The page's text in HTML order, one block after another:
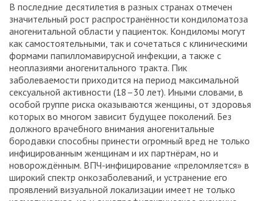
В последние десятилетия в разных странах отмечен
значительный рост распространённости кондиломатоза
аногенитальной области у пациенток. Кондиломы могут
как самостоятельными, так и сочетаться с клиническими
формами папилломавирусной инфекции, а также с
неоплазиями аногенитального тракта. Пик
заболеваемости приходится на период максимальной
сексуальной активности (18–30 лет). Иными словами, в
особой группе риска оказываются женщины, от здоровья
которых во многом зависит будущее поколений. Без
должного врачебного внимания аногенитальные
бородавки способны принести огромный вред не только
инфицированным женщинам и их партнёрам, но и
новорождённым. ВПЧ-инфицирование «преломляется» в
широкий спектр онкозаболеваний, и устранение его
проявлений визуальной локализации имеет не только